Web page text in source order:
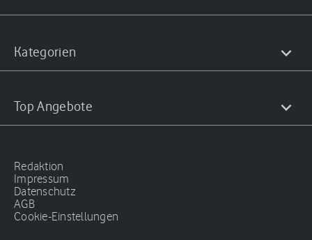
Kategorien
Top Angebote
Redaktion
Impressum
Datenschutz
AGB
Cookie-Einstellungen